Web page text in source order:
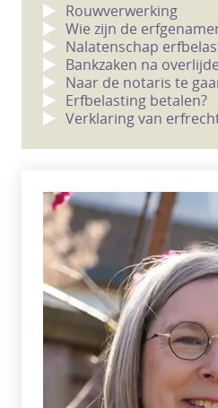
Rouwverwerking
Wie zijn de
Nalatenschap
Bankzaken na
Naar de notaris te
Erfbelasting betalen?
Verklaring van